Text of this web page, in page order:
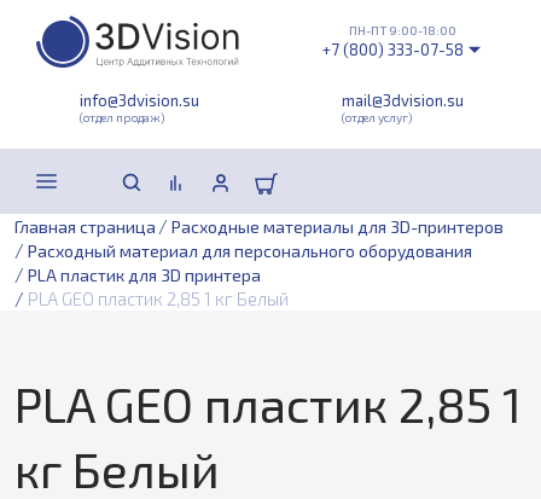
info@3dvision.su
(отдел продаж)
mail@3dvision.su
(отдел услуг)
ПН-ПТ 9:00-18:00
+7 (800) 333-07-58
Главная страница / Расходные материалы для 3D-принтеров
/ Расходный материал для персонального оборудования
/ PLA пластик для 3D принтера
/ PLA GEO пластик 2,85 1 кг Белый
PLA GEO пластик 2,85 1
кг Белый